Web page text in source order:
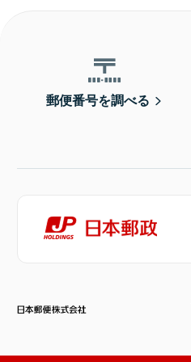
郵便番号を調べる